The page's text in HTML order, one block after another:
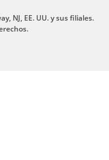
NJ, EE. UU. y sus filiales.